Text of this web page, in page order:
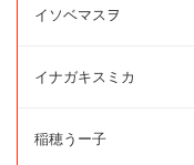
イソベマスヲ
イナガキスミカ
稲穂うー子